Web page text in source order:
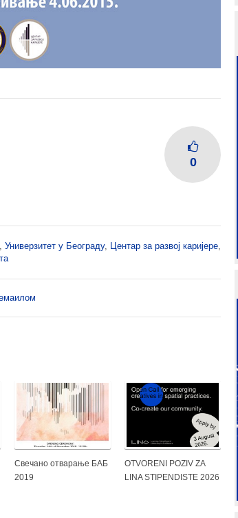
0
, Универзитет у Београду, Центар за развој каријере,
Свечано отварање БАБ
2019
OTVORENI POZIV ZA
LINA STIPENDISTE 2026